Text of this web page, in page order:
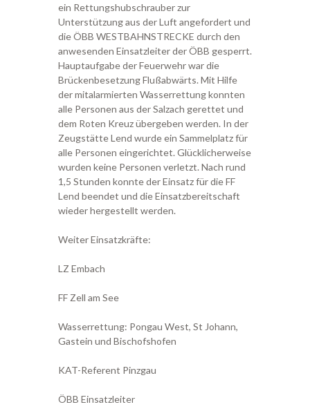
ein Rettungshubschrauber zur
Unterstützung aus der Luft angefordert und
die ÖBB WESTBAHNSTRECKE durch den
anwesenden Einsatzleiter der ÖBB gesperrt.
Hauptaufgabe der Feuerwehr war die
Brückenbesetzung Flußabwärts. Mit Hilfe
der mitalarmierten Wasserrettung konnten
alle Personen aus der Salzach gerettet und
dem Roten Kreuz übergeben werden. In der
Zeugstätte Lend wurde ein Sammelplatz für
alle Personen eingerichtet. Glücklicherweise
wurden keine Personen verletzt. Nach rund
1,5 Stunden konnte der Einsatz für die FF
Lend beendet und die Einsatzbereitschaft
wieder hergestellt werden.
Weiter Einsatzkräfte:
LZ Embach
FF Zell am See
Wasserrettung: Pongau West, St Johann,
Gastein und Bischofshofen
KAT-Referent Pinzgau
ÖBB Einsatzleiter